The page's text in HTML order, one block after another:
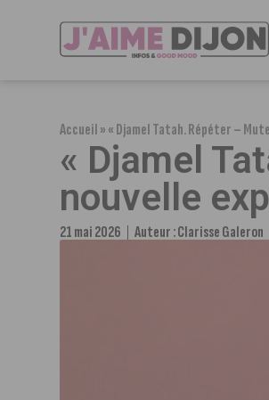
Accueil»« Djamel Tatah. Répéter –
« Djamel
nouvelle
21 mai 2026 Auteur :Clarisse Galeron